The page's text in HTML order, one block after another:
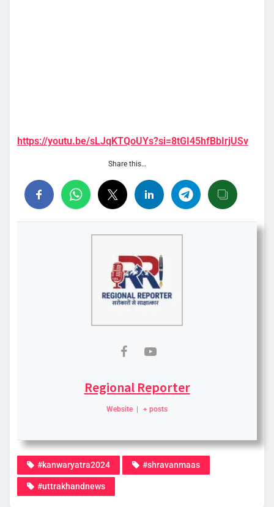
https://youtu.be/sLJqKTQoUYs?si=8tGI45hfBbIrjUSv
Share this…
Regional Reporter
Website + posts
#kanwaryatra2024 #shravanmaas
#uttrakhandnews